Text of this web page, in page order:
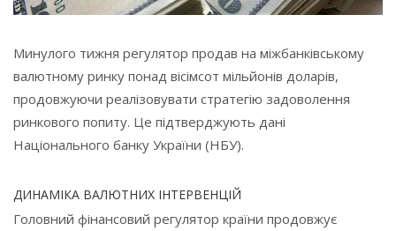
Минулого тижня регулятор продав на міжбанківському
валютному ринку понад вісімсот мільйонів доларів,
продовжуючи реалізовувати стратегію задоволення
ринкового попиту. Це підтверджують дані
Національного банку України (НБУ).
ДИНАМІКА ВАЛЮТНИХ ІНТЕРВЕНЦІЙ
Головний фінансовий регулятор країни продовжує